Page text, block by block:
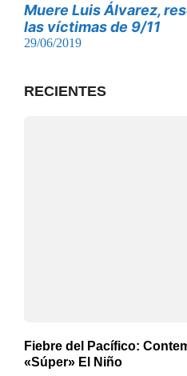
Muere Luis Álvarez,
las víctimas de 9/11
29/06/2019
RECIENTES
Fiebre del Pacífico:
«Súper» El Niño